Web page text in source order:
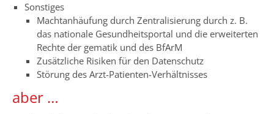
Sonstiges
Machtanhäufung durch Zentralisierung durch z. B.
das nationale Gesundheitsportal und die erweiterten
Rechte der gematik und des BfArM
Zusätzliche Risiken für den Datenschutz
Störung des Arzt-Patienten-Verhältnisses
aber …